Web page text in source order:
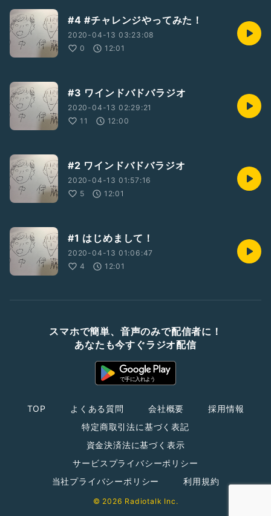
#4 #チャレンジやってみた！
2020-04-13 03:23:08
0
12:01
#3 ワインドバドバラジオ
2020-04-13 02:29:21
11
12:00
#2 ワインドバドバラジオ
2020-04-13 01:57:16
5
12:01
#1 はじめまして！
2020-04-13 01:06:47
4
12:01
スマホで簡単、音声のみで配信者に！
あなたも今すぐラジオ配信
TOP よくある質問 会社概要
採用情報
特定商取引法に基づく表記
資金決済法に基づく表示
サービスプライバシーポリシー
当社プライバシーポリシー
利用規約
© 2026 Radiotalk Inc.